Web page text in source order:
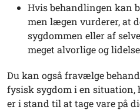
Hvis behandlingen kan
men lægen vurderer, at
sygdommen eller af
meget alvorlige og
Du kan også fravælge
fysisk sygdom i en
er i stand til at tage vare på